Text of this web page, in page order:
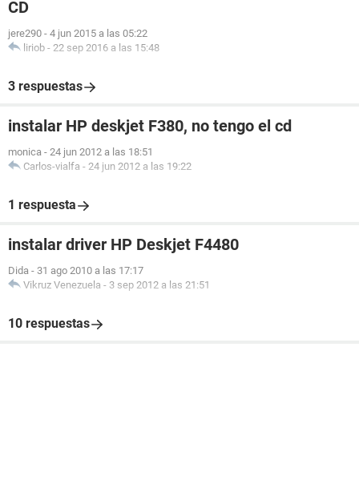
CD
jere290 - 4 jun 2015 a las 05:22
liriob - 22 sep 2016 a las 15:48
3 respuestas
instalar HP deskjet F380, no tengo el cd
monica - 24 jun 2012 a las 18:51
Carlos-vialfa - 24 jun 2012 a las 19:22
1 respuesta
instalar driver HP Deskjet F4480
Dida - 31 ago 2010 a las 17:17
Vikruz Venezuela - 3 sep 2012 a las 21:51
10 respuestas